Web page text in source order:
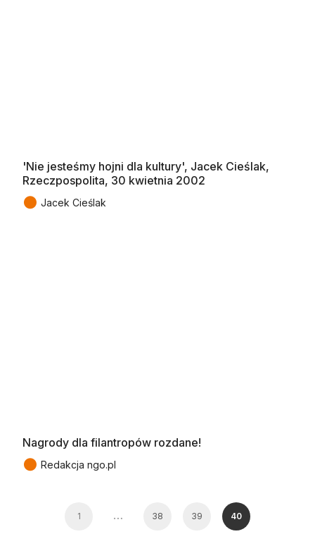
'Nie jesteśmy hojni dla kultury', Jacek Cieślak,
Rzeczpospolita, 30 kwietnia 2002
● Jacek Cieślak
Nagrody dla filantropów rozdane!
● Redakcja ngo.pl
1 … 38 39 40